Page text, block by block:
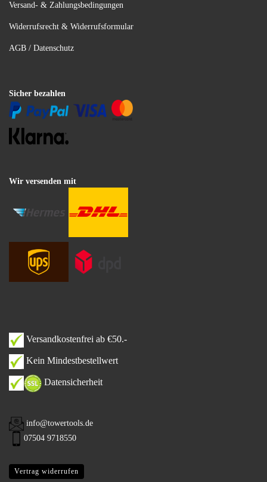
Versand- & Zahlungsbedingungen
Widerrufsrecht & Widerrufsformular
AGB / Datenschutz
Sicher bezahlen
Wir versenden mit
Versandkostenfrei ab €50.-
Kein Mindestbestellwert
Datensicherheit
info@towertools.de
07504 9718550
Vertrag widerrufen